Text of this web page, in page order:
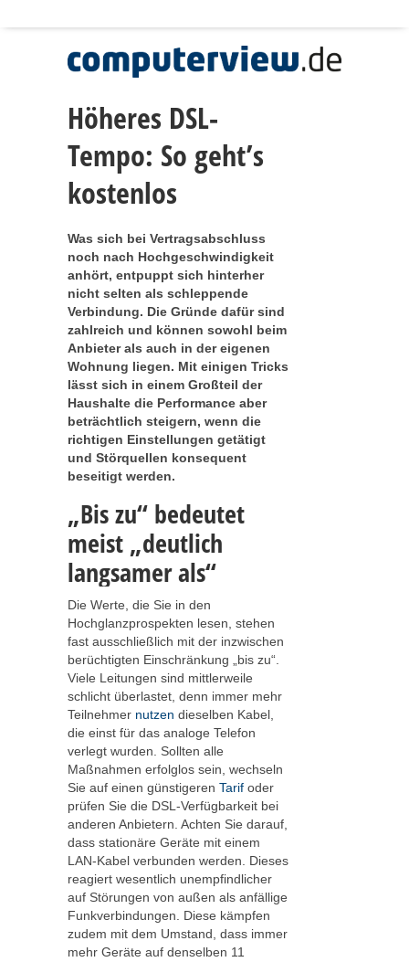
Höheres DSL-
Tempo: So geht’s
kostenlos
Was sich bei Vertragsabschluss
noch nach Hochgeschwindigkeit
anhört, entpuppt sich hinterher
nicht selten als schleppende
Verbindung. Die Gründe dafür sind
zahlreich und können sowohl beim
Anbieter als auch in der eigenen
Wohnung liegen. Mit einigen Tricks
lässt sich in einem Großteil der
Haushalte die Performance aber
beträchtlich steigern, wenn die
richtigen Einstellungen getätigt
und Störquellen konsequent
beseitigt werden.
„Bis zu“ bedeutet
meist „deutlich
langsamer als“
Die Werte, die Sie in den
Hochglanzprospekten lesen, stehen
fast ausschließlich mit der inzwischen
berüchtigten Einschränkung „bis zu“.
Viele Leitungen sind mittlerweile
schlicht überlastet, denn immer mehr
Teilnehmer nutzen dieselben Kabel,
die einst für das analoge Telefon
verlegt wurden. Sollten alle
Maßnahmen erfolglos sein, wechseln
Sie auf einen günstigeren Tarif oder
prüfen Sie die DSL-Verfügbarkeit bei
anderen Anbietern. Achten Sie darauf,
dass stationäre Geräte mit einem
LAN-Kabel verbunden werden. Dieses
reagiert wesentlich unempfindlicher
auf Störungen von außen als anfällige
Funkverbindungen. Diese kämpfen
zudem mit dem Umstand, dass immer
mehr Geräte auf denselben 11